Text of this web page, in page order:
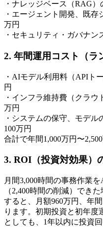
・ナレッジベース（RAG
・エージェント開発、既
万円
・セキュリティ・ガバナン
2. 年間運用コスト（ラ
・AIモデル利用料（APIト
円
・インフラ維持費（クラ
万円
・システムの保守、モデ
100万円
合計で年間1,000万円〜
3. ROI（投資対効果）
月間3,000時間の事務作業
（2,400時間の削減）でき
すると、月額960万円、年
ります。初期投資と初年度
としても、1年以内に投資